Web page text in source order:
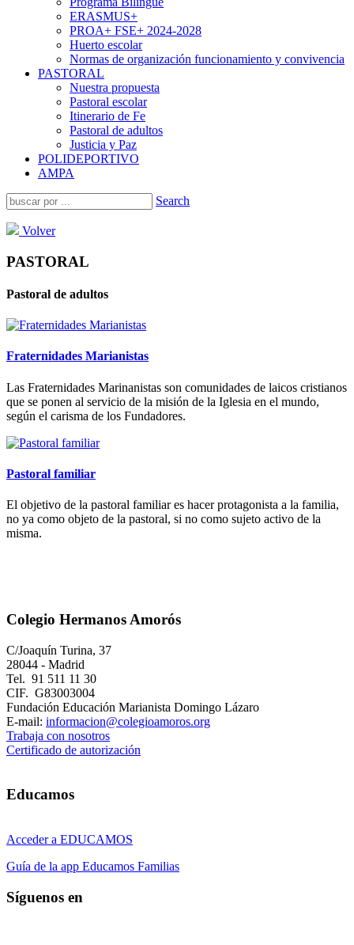
ERASMUS+
PROA+ FSE+ 2024-2028
Huerto escolar
Normas de organización funcionamiento y convivencia
PASTORAL
Nuestra propuesta
Pastoral escolar
Itinerario de Fe
Pastoral de adultos
Justicia y Paz
POLIDEPORTIVO
AMPA
Search
Volver
PASTORAL
Pastoral de adultos
Fraternidades Marianistas
Las Fraternidades Marinanistas son comunidades de laicos cristianos
que se ponen al servicio de la misión de la Iglesia en el mundo,
según el carisma de los Fundadores.
Pastoral familiar
El objetivo de la pastoral familiar es hacer protagonista a la familia,
no ya como objeto de la pastoral, si no como sujeto activo de la
misma.
Colegio Hermanos Amorós
C/Joaquín Turina, 37
28044 - Madrid
Tel. 91 511 11 30
CIF. G83003004
Fundación Educación Marianista Domingo Lázaro
E-mail: informacion@colegioamoros.org
Trabaja con nosotros
Certificado de autorización
Educamos
Acceder a EDUCAMOS
Guía de la app Educamos Familias
Síguenos en